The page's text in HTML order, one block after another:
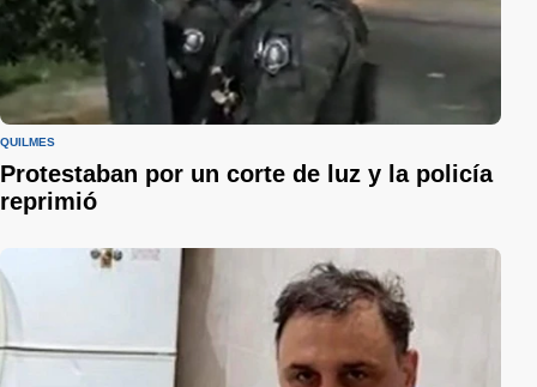
QUILMES
Protestaban por un corte de luz y la policía
reprimió